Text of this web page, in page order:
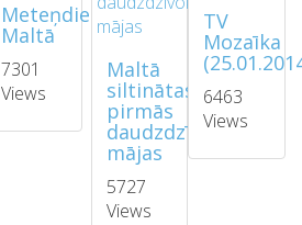
Meteņdiena
Maltā
7301
Views
Maltā
siltinātas
pirmās
daudzdzīvokļu
mājas
5727
Views
TV
Mozaīka
6463
Views